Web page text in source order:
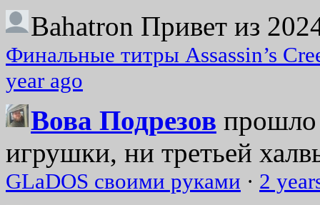
Bahatron Привет из
Финальные титры Assassin’s
year ago
Вова Подрезов прошло
игрушки, ни третьей
GLaDOS своими руками · 2